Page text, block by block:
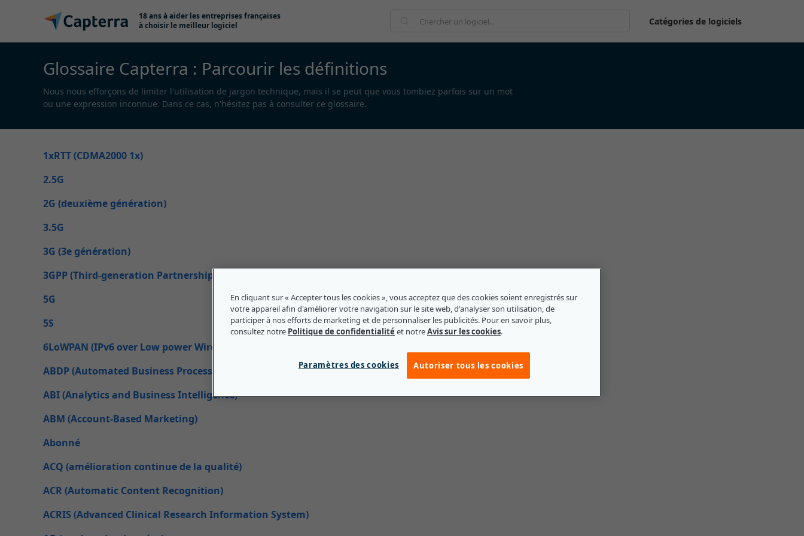
Passer au contenu
18 ans à aider les entreprises françaises
à choisir le meilleur logiciel
Catégories de logiciels
Glossaire Capterra : Parcourir les définitions
Nous nous efforçons de limiter l'utilisation de jargon technique, mais il se peut que vous tombiez parfois sur un mot
ou une expression inconnue. Dans ce cas, n'hésitez pas à consulter ce glossaire.
1xRTT (CDMA2000 1x)
2.5G
2G (deuxième génération)
3.5G
3G (3e génération)
3GPP (Third-generation Partnership Project)
5G
5S
6LoWPAN (IPv6 over Low power Wireless Personal Area Networks)
ABDP (Automated Business Process Discover)
ABI (Analytics and Business Intelligence)
ABM (Account-Based Marketing)
Abonné
ACQ (amélioration continue de la qualité)
ACR (Automatic Content Recognition)
ACRIS (Advanced Clinical Research Information System)
En cliquant sur « Accepter tous les cookies », vous acceptez que des cookies soient enregistrés sur
votre appareil afin d'améliorer votre navigation sur le site web, d'analyser son utilisation, de
participer à nos efforts de marketing et de personnaliser les publicités. Pour en savoir plus,
consultez notre Politique de confidentialité et notreAvis sur les cookies.
Paramètres des cookies Autoriser tous les cookies